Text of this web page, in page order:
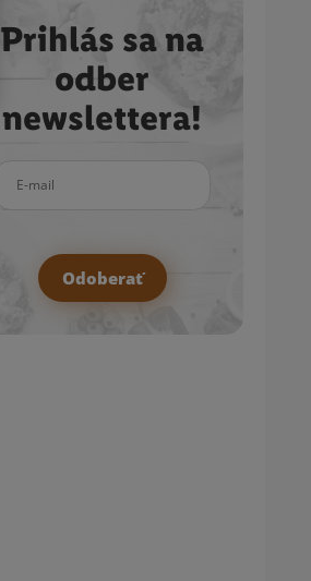
Prihlás sa na
odber
newslettera!
Odoberať